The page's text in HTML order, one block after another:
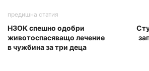
предишна статия
НЗОК спешно одобри
животоспасяващо лечение
в чужбина за три деца